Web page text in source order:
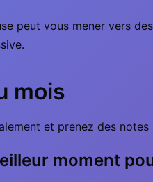
peut vous mener vers
mois
et prenez des
moment